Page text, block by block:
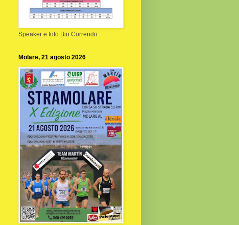
Speaker e foto Bio Correndo
Molare, 21 agosto 2026